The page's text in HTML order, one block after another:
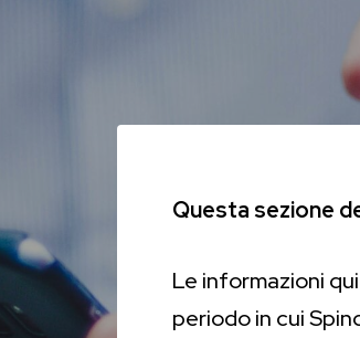
Questa sezione
Le informazioni
periodo in cui